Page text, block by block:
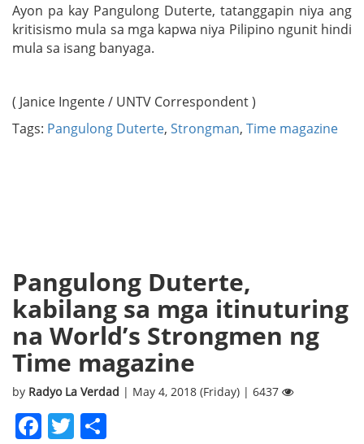
Ayon pa kay Pangulong Duterte, tatanggapin niya ang
kritisismo mula sa mga kapwa niya Pilipino ngunit hindi
mula sa isang banyaga.
( Janice Ingente / UNTV Correspondent )
Tags: Pangulong Duterte, Strongman, Time magazine
Pangulong Duterte,
kabilang sa mga itinuturing
na World’s Strongmen ng
Time magazine
by Radyo La Verdad | May 4, 2018 (Friday) | 6437
Facebook
Twitter